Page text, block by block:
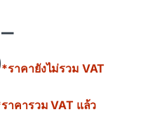
–
Price range:
*ราคายังไม่รวม VAT
าคารวม VAT แล้ว